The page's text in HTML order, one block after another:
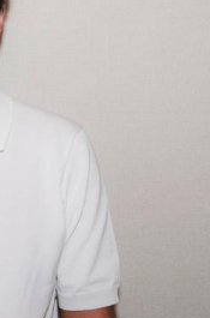
で咲く花がある」と
た。人生は何度でも
みそのものでもある
愛犬と過ごす時間を
たと言う。さて何を
フリーで！